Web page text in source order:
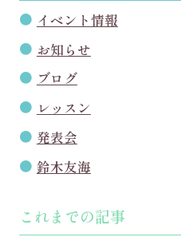
イベント情報
お知らせ
ブログ
レッスン
発表会
鈴木友海
これまでの記事